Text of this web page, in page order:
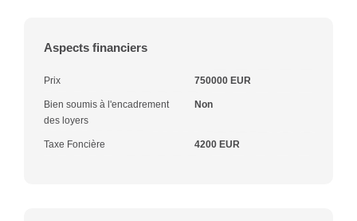
Aspects financiers
Prix 750000 EUR
Bien soumis à l'encadrement
des loyers
Non
Taxe Foncière 4200 EUR